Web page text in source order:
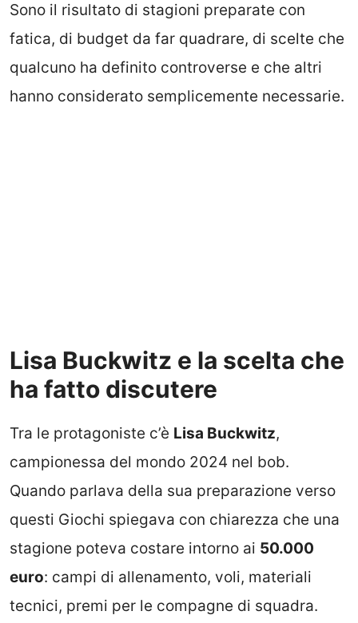
Sono il risultato di stagioni preparate con
fatica, di budget da far quadrare, di scelte che
qualcuno ha definito controverse e che altri
hanno considerato semplicemente necessarie.
Lisa Buckwitz e la scelta che
ha fatto discutere
Tra le protagoniste c’è Lisa Buckwitz,
campionessa del mondo 2024 nel bob.
Quando parlava della sua preparazione verso
questi Giochi spiegava con chiarezza che una
stagione poteva costare intorno ai 50.000
euro: campi di allenamento, voli, materiali
tecnici, premi per le compagne di squadra.